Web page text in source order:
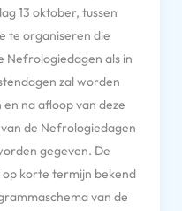
13 oktober, tussen
te organiseren die
Nefrologiedagen als in
zal worden
na afloop van deze
de Nefrologiedagen
gegeven. De
op korte termijn bekend
van de